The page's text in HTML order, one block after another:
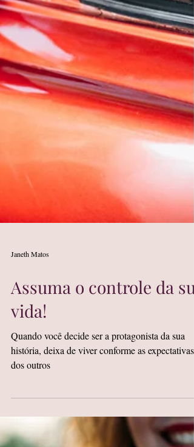
Assuma o controle da sua
vida!
Quando você decide ser a protagonista da sua